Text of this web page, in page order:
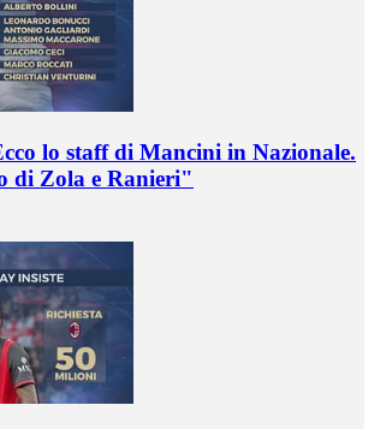
lo staff di Mancini in Nazionale.
di Zola e Ranieri"